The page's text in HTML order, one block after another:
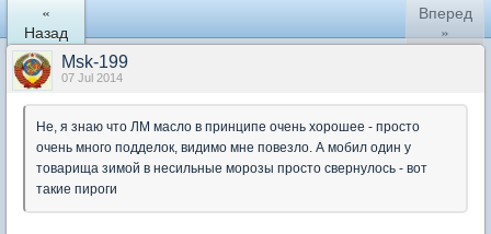
«
Назад
Вперед
»
Msk-199
07 Jul 2014
Не, я знаю что ЛМ масло в принципе очень хорошее - просто
очень много подделок, видимо мне повезло. А мобил один у
товарища зимой в несильные морозы просто свернулось - вот
такие пироги